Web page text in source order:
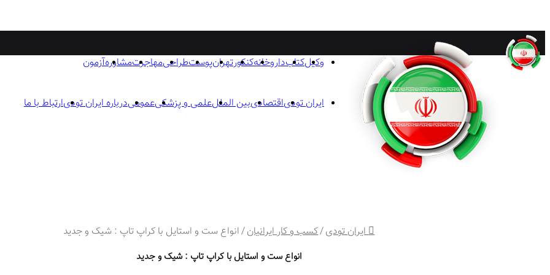
وکیلکتابداروخانهکنکورتهرانپوستطراحیمهاجرتمشاورهآزمون
ایران تودیاقتصادیبین المللعلمی و پزشکیعمومیدرباره ایران تودیارتباط با ما
ایران تودی/کسب و کار ایرانیان/انواع ست و استایل با کراپ تاپ : شیک و جدید
انواع ست و استایل با کراپ تاپ : شیک و جدید